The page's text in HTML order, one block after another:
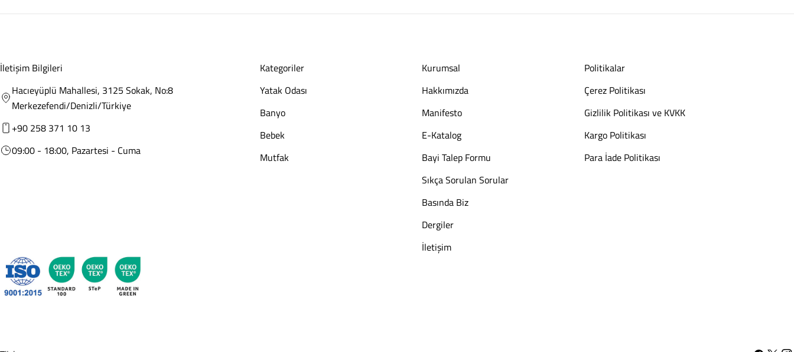
İletişim Bilgileri
Hacıeyüplü Mahallesi, 3125 Sokak, No:8
Merkezefendi/Denizli/Türkiye
+90 258 371 10 13
09:00 - 18:00, Pazartesi - Cuma
Kategoriler
Yatak Odası
Banyo
Bebek
Mutfak
Kurumsal
Hakkımızda
Manifesto
E-Katalog
Bayi Talep Formu
Sıkça Sorulan Sorular
Basında Biz
Dergiler
İletişim
Politikalar
Çerez Politikası
Gizlilik Politikası ve KVKK
Kargo Politikası
Para İade Politikası